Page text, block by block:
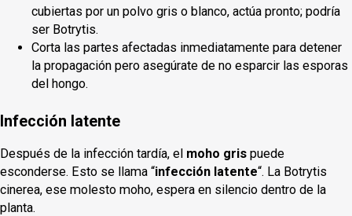
cubiertas por un polvo gris o blanco, actúa pronto; podría
ser Botrytis.
Corta las partes afectadas inmediatamente para detener
la propagación pero asegúrate de no esparcir las esporas
del hongo.
Infección latente
Después de la infección tardía, el moho gris puede
esconderse. Esto se llama “infección latente“. La Botrytis
cinerea, ese molesto moho, espera en silencio dentro de la
planta.